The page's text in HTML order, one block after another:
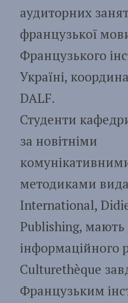
аудиторних
французької
Французького
Україні,
DALF.
Студенти
за новітніми
методиками
International,
Publishing, мають
інформаційного
Culturethèque
Французьким